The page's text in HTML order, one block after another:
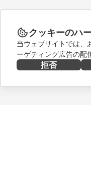
クッキーのハ
当ウェブサイトでは、
ーゲティング広告の配
拒否